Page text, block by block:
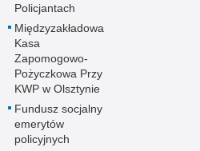
Policjantach
Międzyzakładowa
Kasa
Zapomogowo-
Pożyczkowa Przy
KWP w Olsztynie
Fundusz socjalny
emerytów
policyjnych